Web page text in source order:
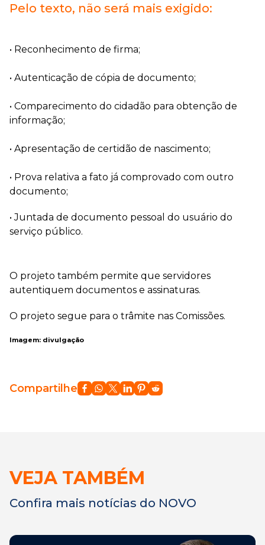
Pelo texto, não será mais exigido:
• Reconhecimento de firma;
• Autenticação de cópia de documento;
• Comparecimento do cidadão para obtenção de
informação;
• Apresentação de certidão de nascimento;
• Prova relativa a fato já comprovado com outro
documento;
• Juntada de documento pessoal do usuário do
serviço público.
O projeto também permite que servidores
autentiquem documentos e assinaturas.
O projeto segue para o trâmite nas Comissões.
Imagem: divulgação
Compartilhe
VEJA TAMBÉM
Confira mais notícias do NOVO